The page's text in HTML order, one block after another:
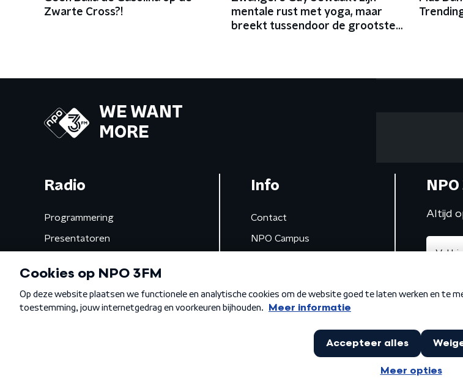
Zwarte Cross?!
mentale rust met yoga, maar
breekt tussendoor de grootste
WE WANT
MORE
Radio
Programmering
Presentatoren
Gemist
Info
Contact
NPO Campus
Altijd
Algemene voorwaarden Privacybeleid